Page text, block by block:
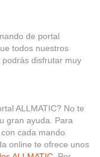
de portal
todos nuestros
disfrutar muy
ALLMATIC? No te
gran ayuda. Para
cada mando
online te ofrece unos